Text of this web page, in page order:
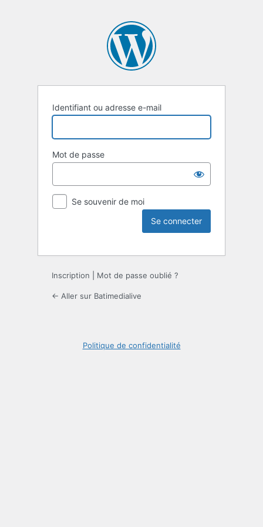
Identifiant ou adresse e-mail
Mot de passe
Se souvenir de moi
Inscription Mot de passe oublié ?
← Aller sur Batimedialive
Politique de confidentialité